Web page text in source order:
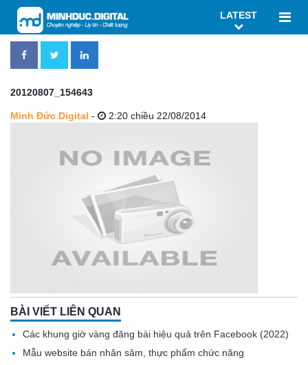
LATEST
20120807_154643
Minh Đức Digital - 2:20 chiều 22/08/2014
BÀI VIẾT LIÊN QUAN
Các khung giờ vàng đăng bài hiệu quả trên Facebook (2022)
Mẫu website bán nhân sâm, thực phẩm chức năng